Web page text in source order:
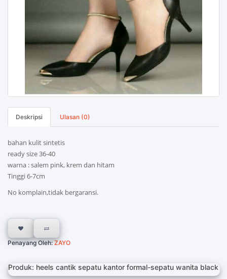
Deskripsi Ulasan (0)
bahan kulit sintetis
ready size 36-40
warna : salem pink, krem dan hitam
Tinggi 6-7cm
No komplain,tidak bergaransi.
Penayang Oleh:ZAYO
Produk: heels cantik sepatu kantor formal-sepatu wanita black